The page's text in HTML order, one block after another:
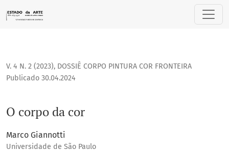
V. 4 N. 2 (2023), DOSSIÊ CORPO PINTURA COR FRONTEIRA
O corpo da cor
Publicado 30.04.2024
Marco Giannotti
Universidade de São Paulo